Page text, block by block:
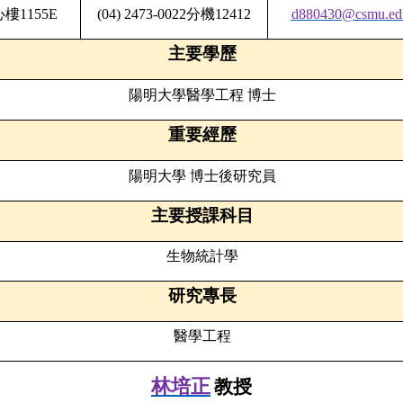
樓1155E (04) 2473-0022分機12412
主要學歷
陽明大學醫學工程 博士
重要經歷
陽明大學 博士後研究員
主要授課科目
生物統計學
研究專長
醫學工程
林培正教授